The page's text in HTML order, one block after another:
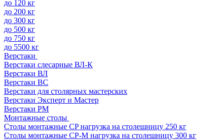
до 120 кг
до 200 кг
до 300 кг
до 500 кг
до 750 кг
до 5500 кг
Верстаки
Верстаки слесарные ВЛ-К
Верстаки ВЛ
Верстаки ВС
Верстаки для столярных мастерских
Верстаки Эксперт и Мастер
Верстаки РМ
Монтажные столы
Столы монтажные СP нагрузка на столешницу 250 кг
Столы монтажные СР-М нагрузка на столешницу 300 кг